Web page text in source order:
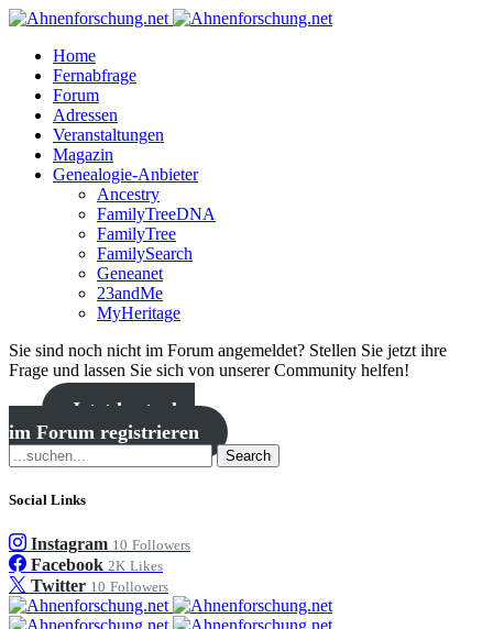
Home
Fernabfrage
Forum
Adressen
Veranstaltungen
Magazin
Genealogie-Anbieter
Ancestry
FamilyTreeDNA
FamilyTree
FamilySearch
Geneanet
23andMe
MyHeritage
Sie sind noch nicht im Forum angemeldet? Stellen Sie jetzt ihre
Frage und lassen Sie sich von unserer Community helfen!
Jetzt kostenlos
im Forum registrieren
Search
Social Links
Instagram 10 Followers
Facebook 2K Likes
Twitter 10 Followers